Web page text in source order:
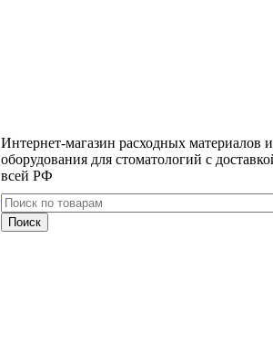
Интернет-магазин расходных материалов и
оборудования для стоматологий с
всей РФ